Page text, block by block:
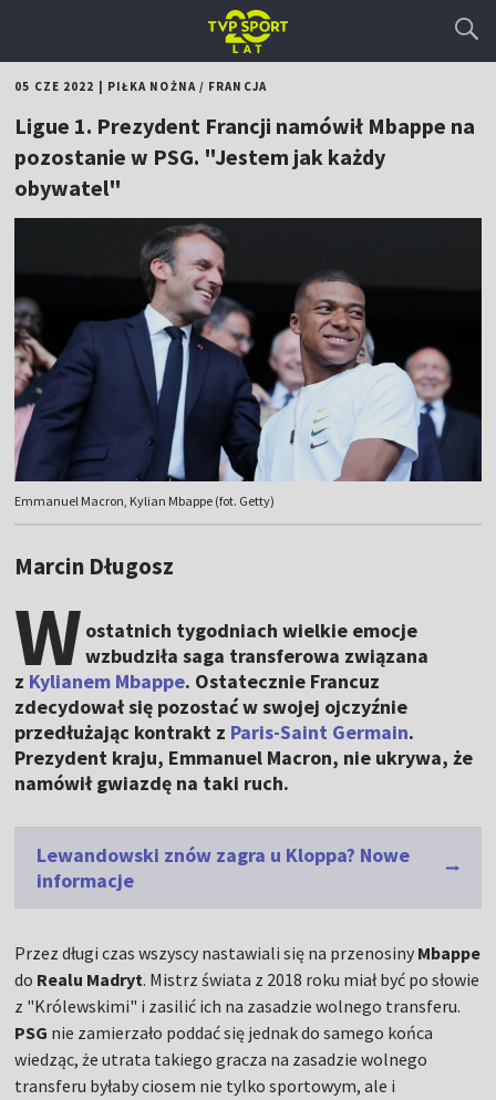
05 CZE 2022 PIŁKA NOŻNA/ FRANCJA
Ligue 1. Prezydent Francji namówił Mbappe na
pozostanie w PSG. "Jestem jak każdy
obywatel"
Emmanuel Macron, Kylian Mbappe (fot. Getty)
Marcin Długosz
W ostatnich tygodniach wielkie emocje
wzbudziła saga transferowa związana
z Kylianem Mbappe. Ostatecznie Francuz
zdecydował się pozostać w swojej ojczyźnie
przedłużając kontrakt z Paris-Saint Germain.
Prezydent kraju, Emmanuel Macron, nie ukrywa, że
namówił gwiazdę na taki ruch.
Lewandowski znów zagra u Kloppa? Nowe
informacje
Przez długi czas wszyscy nastawiali się na przenosiny Mbappe
do Realu Madryt. Mistrz świata z 2018 roku miał być po słowie
z "Królewskimi" i zasilić ich na zasadzie wolnego transferu.
PSG nie zamierzało poddać się jednak do samego końca
wiedząc, że utrata takiego gracza na zasadzie wolnego
transferu byłaby ciosem nie tylko sportowym, ale i